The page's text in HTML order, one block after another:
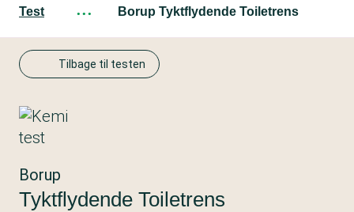
Test ··· Borup Tyktflydende Toiletrens
Tilbage til testen
Borup
Tyktflydende Toiletrens